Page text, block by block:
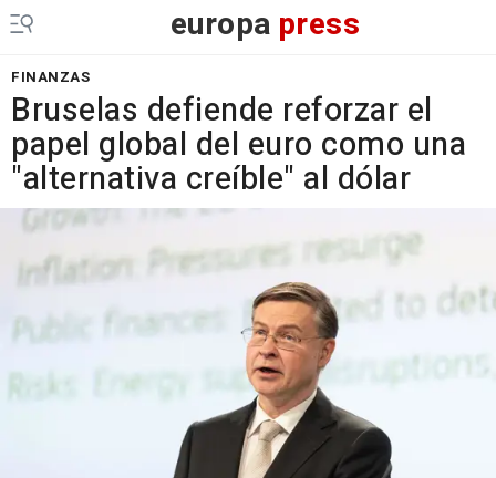
europa press
FINANZAS
Bruselas defiende reforzar el
papel global del euro como una
"alternativa creíble" al dólar